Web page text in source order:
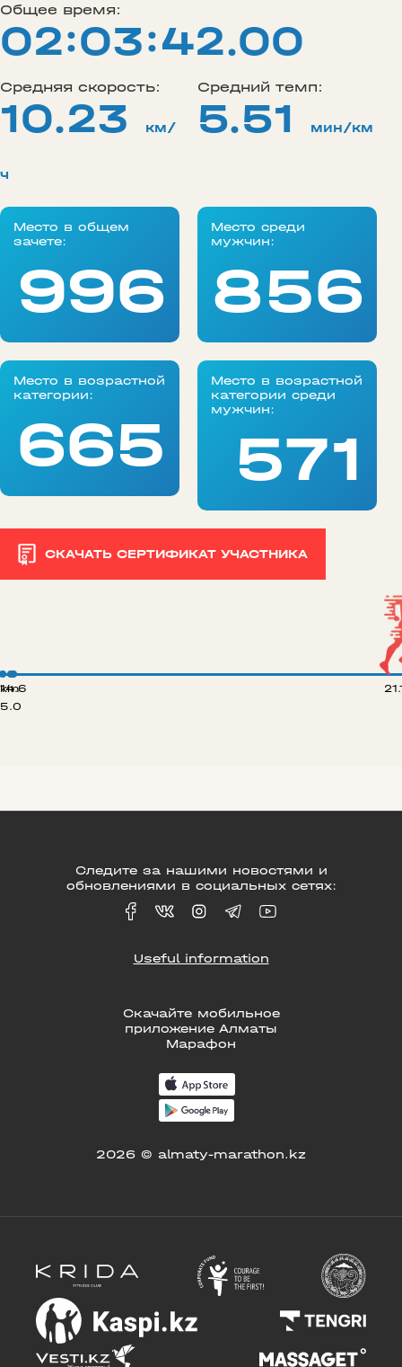
Общее время:
02:03:42.00
Средняя скорость:
10.23 км/
ч
Средний темп:
5.51 мин/км
Место в общем
зачете:
996
Место среди
мужчин:
856
Место в возрастной
категории:
665
Место в возрастной
категории среди
мужчин:
571
СКАЧАТЬ СЕРТИФИКАТ УЧАСТНИКА
5.0
14.6
Скачайте мобильное
приложение Алматы
Марафон
2026 © almaty-marathon.kz
Следите за нашими новостями и
обновлениями в социальных сетях:
Useful information